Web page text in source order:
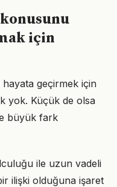
için
geçirmek için
yok. Küçük de olsa
büyük fark
ile uzun vadeli
ilişki olduğuna işaret